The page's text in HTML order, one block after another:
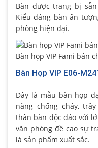
Bàn được trang bị
Kiểu dáng bàn ấn
phòng hiện đại.
Bàn họp VIP Fami bán
Bàn Họp VIP E06-
Đây là mẫu bàn họp
năng chống cháy,
thân bàn độc đáo với
văn phòng đề cao sự
là sản phẩm xuất sắc.